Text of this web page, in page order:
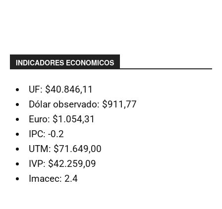
INDICADORES ECONOMICOS
UF: $40.846,11
Dólar observado: $911,77
Euro: $1.054,31
IPC: -0.2
UTM: $71.649,00
IVP: $42.259,09
Imacec: 2.4